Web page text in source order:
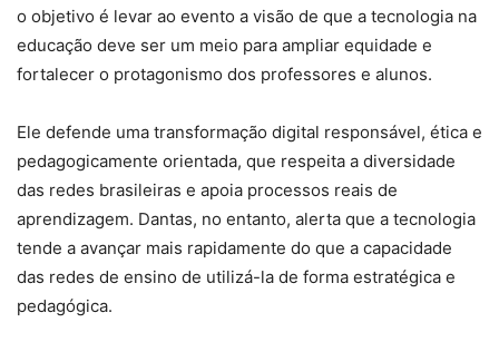
o objetivo é levar ao evento a visão de que a tecnologia na
educação deve ser um meio para ampliar equidade e
fortalecer o protagonismo dos professores e alunos.
Ele defende uma transformação digital responsável, ética e
pedagogicamente orientada, que respeita a diversidade
das redes brasileiras e apoia processos reais de
aprendizagem. Dantas, no entanto, alerta que a tecnologia
tende a avançar mais rapidamente do que a capacidade
das redes de ensino de utilizá-la de forma estratégica e
pedagógica.